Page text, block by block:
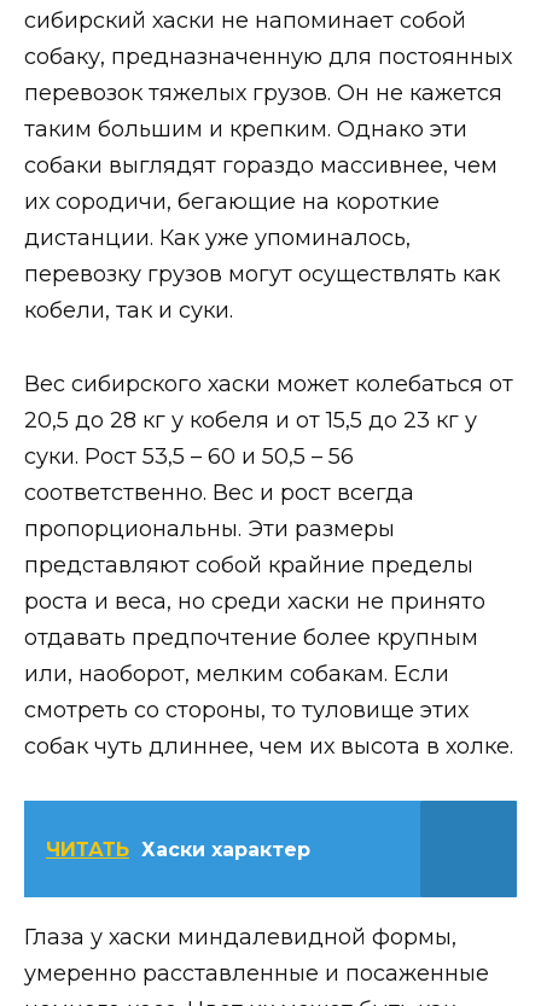
сибирский хаски не напоминает собой
собаку, предназначенную для постоянных
перевозок тяжелых грузов. Он не кажется
таким большим и крепким. Однако эти
собаки выглядят гораздо массивнее, чем
их сородичи, бегающие на короткие
дистанции. Как уже упоминалось,
перевозку грузов могут осуществлять как
кобели, так и суки.
Вес сибирского хаски может колебаться от
20,5 до 28 кг у кобеля и от 15,5 до 23 кг у
суки. Рост 53,5 – 60 и 50,5 – 56
соответственно. Вес и рост всегда
пропорциональны. Эти размеры
представляют собой крайние пределы
роста и веса, но среди хаски не принято
отдавать предпочтение более крупным
или, наоборот, мелким собакам. Если
смотреть со стороны, то туловище этих
собак чуть длиннее, чем их высота в холке.
ЧИТАТЬ Хаски характер
Глаза у хаски миндалевидной формы,
умеренно расставленные и посаженные